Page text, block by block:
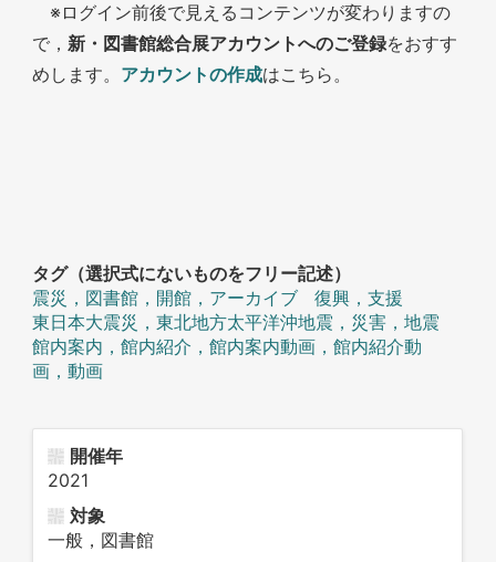
※ログイン前後で見えるコンテンツが変わりますの
で，新・図書館総合展アカウントへのご登録をおすす
めします。 アカウントの作成はこちら。
タグ（選択式にないものをフリー記述）
震災，図書館，開館，アーカイブ
復興，支援
東日本大震災，東北地方太平洋沖地震，災害，地震
館内案内，館内紹介，館内案内動画，館内紹介動
画，動画
開催年
2021
対象
一般，図書館